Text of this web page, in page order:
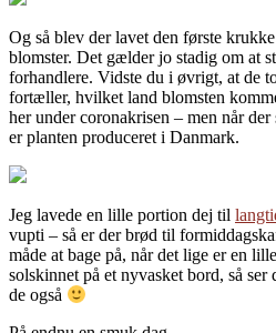
Og så blev der lavet den første
blomster. Det gælder jo stadig om at
forhandlere. Vidste du i øvrigt, at de
fortæller, hvilket land blomsten
her under coronakrisen – men når
er planten produceret i Danmark.
Jeg lavede en lille portion dej til
vupti – så er der brød til
måde at bage på, når det lige er en
solskinnet på et nyvasket bord, så
de også